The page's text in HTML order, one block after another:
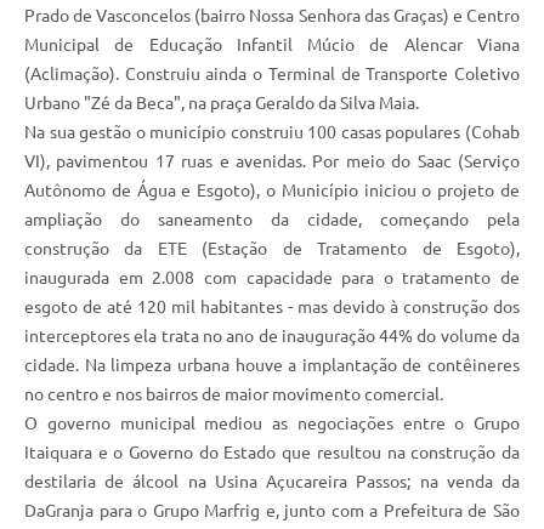
Prado de Vasconcelos (bairro Nossa Senhora das Graças) e Centro
Municipal de Educação Infantil Múcio de Alencar Viana
(Aclimação). Construiu ainda o Terminal de Transporte Coletivo
Urbano "Zé da Beca", na praça Geraldo da Silva Maia.
Na sua gestão o município construiu 100 casas populares (Cohab
VI), pavimentou 17 ruas e avenidas. Por meio do Saac (Serviço
Autônomo de Água e Esgoto), o Município iniciou o projeto de
ampliação do saneamento da cidade, começando pela
construção da ETE (Estação de Tratamento de Esgoto),
inaugurada em 2.008 com capacidade para o tratamento de
esgoto de até 120 mil habitantes - mas devido à construção dos
interceptores ela trata no ano de inauguração 44% do volume da
cidade. Na limpeza urbana houve a implantação de contêineres
no centro e nos bairros de maior movimento comercial.
O governo municipal mediou as negociações entre o Grupo
Itaiquara e o Governo do Estado que resultou na construção da
destilaria de álcool na Usina Açucareira Passos; na venda da
DaGranja para o Grupo Marfrig e, junto com a Prefeitura de São